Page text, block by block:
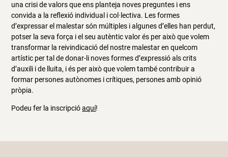
una crisi de valors que ens planteja noves preguntes i ens
convida a la reflexió individual i col·lectiva. Les formes
d’expressar el malestar són múltiples i algunes d’elles han perdut,
potser la seva força i el seu autèntic valor és per això que volem
transformar la reivindicació del nostre malestar en quelcom
artístic per tal de donar-li noves formes d’expressió als crits
d’auxili i de lluita, i és per això que volem també contribuir a
formar persones autònomes i crítiques, persones amb opinió
pròpia.
Podeu fer la inscripcióaquí!